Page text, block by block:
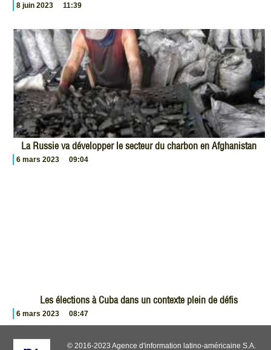
8 juin 2023 11:39
La Russie va développer le secteur du charbon en Afghanistan
6 mars 2023 09:04
Les élections à Cuba dans un contexte plein de défis
6 mars 2023 08:47
© 2016-2023 Agence d'information latino-américaine S.A.